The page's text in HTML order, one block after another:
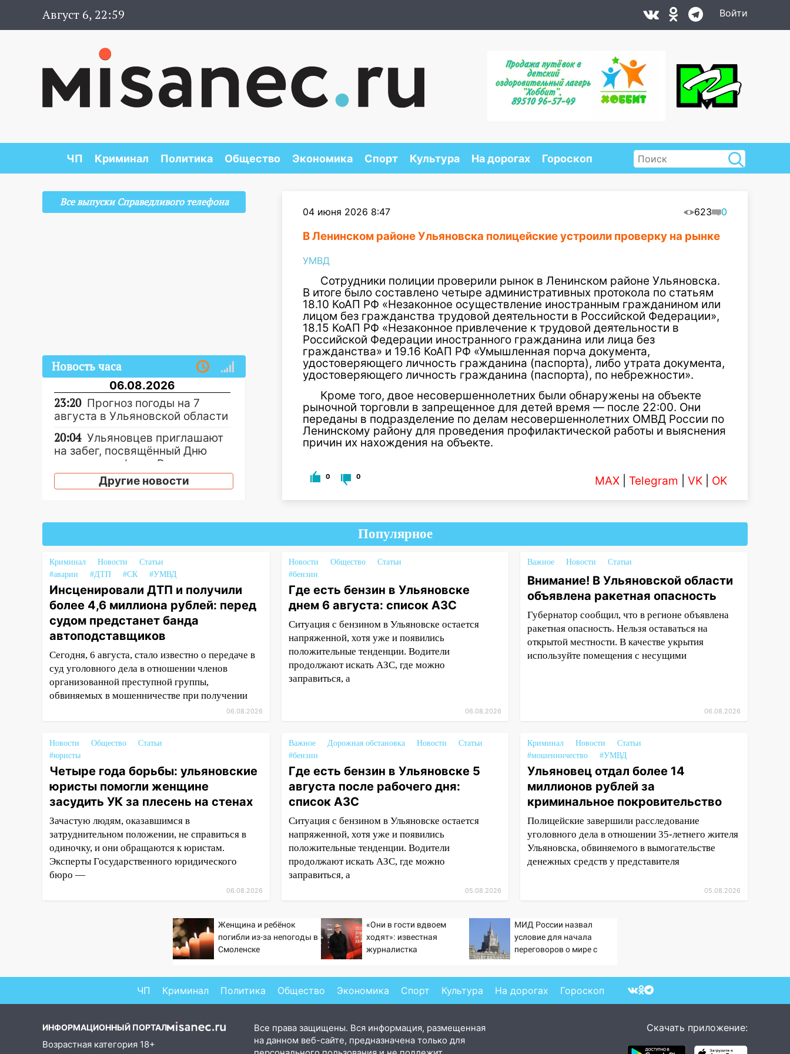
Август 6, 22:59 Войти
ЧП Криминал Политика Общество Экономика Спорт Культура На дорогах Гороскоп
04 июня 2026 8:47 623 0
В Ленинском районе Ульяновска полицейские устроили проверку на рынке
УМВД
Сотрудники полиции проверили рынок в Ленинском районе Ульяновска.
В итоге было составлено четыре административных протокола по статьям
18.10 КоАП РФ «Незаконное осуществление иностранным гражданином или
лицом без гражданства трудовой деятельности в Российской Федерации»,
18.15 КоАП РФ «Незаконное привлечение к трудовой деятельности в
Российской Федерации иностранного гражданина или лица без
гражданства» и 19.16 КоАП РФ «Умышленная порча документа,
удостоверяющего личность гражданина (паспорта), либо утрата документа,
удостоверяющего личность гражданина (паспорта), по небрежности».
Кроме того, двое несовершеннолетних были обнаружены на объекте
рыночной торговли в запрещенное для детей время — после 22:00. Они
переданы в подразделение по делам несовершеннолетних ОМВД России по
Ленинскому району для проведения профилактической работы и выяснения
причин их нахождения на объекте.
0 0 MAX Telegram VK OK
Все выпуски Справедливого телефона
Новость часа
06.08.2026
23:20 Прогноз погоды на 7
августа в Ульяновской области
20:04 Ульяновцев приглашают
на забег, посвящённый Дню
воздушного флота России
19:12 В Ульяновской области
прошлого своего сотрудник
18:02 В Ульяновск едут звезды
баскетбола!
17:08
Ульяновский областной
суд оставил в силе приговор
руководству
«УльяновскФармации» за
махинации на 3,2 млн рублей
16:09 Ветераны легкой
атлетики из Ульяновска
успешно выступили на
Чемпионате России
зерновых и зернобобовых
культур
15:51 Бросила кирпич в жену
брата: в Ульяновской области
завели дело на агрессивную
15:47 На улице Радищева
сбили курьера: крупная авария
в Ульяновске
15:15
В Ульяновске ограничат
движение по улице Ефремова
14:23 67% ульяновцев готовы
передумать увольняться, если
им повысят зарплату
14:01 Инсценировали ДТП и
получили более 4,6 миллиона
Другие новости
Популярное
Криминал Новости
Статьи
#аварии
#ДТП #СК #УМВД
Инсценировали ДТП и получили
более 4,6 миллиона рублей: перед
судом предстанет банда
автоподставщиков
Сегодня, 6 августа, стало известно о передаче в
суд уголовного дела в отношении членов
организованной преступной группы,
обвиняемых в мошенничестве при получении
06.08.2026
Новости Общество
Статьи
#бензин
Где есть бензин в Ульяновске
днем 6 августа: список АЗС
Ситуация с бензином в Ульяновске остается
напряженной, хотя уже и появились
положительные тенденции. Водители
продолжают искать АЗС, где можно
заправиться, а
06.08.2026
Важное Новости Статьи
Внимание! В Ульяновской области
объявлена ракетная опасность
Губернатор сообщил, что в регионе объявлена
ракетная опасность. Нельзя оставаться на
открытой местности. В качестве укрытия
используйте помещения с несущими
06.08.2026
Новости Общество
Статьи
#юристы
Четыре года борьбы: ульяновские
юристы помогли женщине
засудить УК за плесень на стенах
Зачастую людям, оказавшимся в
затруднительном положении, не справиться в
одиночку, и они обращаются к юристам.
Эксперты Государственного юридического
бюро —
06.08.2026
Важное Дорожная обстановка Новости
Статьи
#бензин
Где есть бензин в Ульяновске 5
августа после рабочего дня:
список АЗС
Ситуация с бензином в Ульяновске остается
напряженной, хотя уже и появились
положительные тенденции. Водители
продолжают искать АЗС, где можно
заправиться, а
05.08.2026
Криминал Новости
Статьи
#мошенничество
#УМВД
Ульяновец отдал более 14
миллионов рублей за
криминальное покровительство
Полицейские завершили расследование
уголовного дела в отношении 35-летнего жителя
Ульяновска, обвиняемого в вымогательстве
денежных средств у представителя
05.08.2026
Женщина и ребёнок
погибли из-за непогоды в
Смоленске
«Они в гости вдвоем
ходят»: известная
журналистка
МИД России назвал
условие для начала
переговоров о мире с
ЧП Криминал Политика Общество Экономика Спорт Культура На дорогах Гороскоп
ИНФОРМАЦИОННЫЙ ПОРТАЛ
Возрастная категория 18+
Все права защищены. Вся информация, размещенная
на данном веб-сайте, предназначена только для
Скачать приложение: